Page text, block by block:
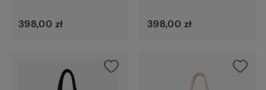
398,00 zł 398,00 zł